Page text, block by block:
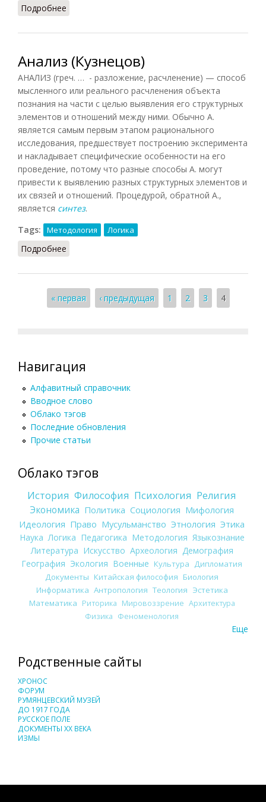
Подробнее
Анализ (Кузнецов)
АНАЛИЗ (греч. … - разложение, расчленение) — способ
мысленного или реального расчленения объекта
познания на части с целью выявления его структурных
элементов и отношений между ними. Обычно А.
является самым первым этапом рационального
исследования, предшествует построению эксперимента
и накладывает специфические особенности на его
проведение, потому что разные способы А. могут
привести к выявлению разных структурных элементов и
их связей и отношений. Процедурой, обратной А.,
является синтез.
Tags:
Методология Логика
Подробнее
Страницы
« первая ‹ предыдущая 1 2 3 4
Навигация
Алфавитный справочник
Вводное слово
Облако тэгов
Последние обновления
Прочие статьи
Облако тэгов
История Философия Психология Религия
Экономика Политика Социология Мифология
Идеология Право Мусульманство Этнология Этика
Наука Логика Педагогика Методология Языкознание
Литература Искусство Археология Демография
География Экология Военные Культура
Дипломатия
Документы Китайская философия Биология
Информатика Антропология Теология Эстетика
Математика Риторика Мировоззрение Архитектура
Физика Феноменология
Еще
Родственные сайты
ХРОНОС
ФОРУМ
РУМЯНЦЕВСКИЙ МУЗЕЙ
ДО 1917 ГОДА
РУССКОЕ ПОЛЕ
ДОКУМЕНТЫ XX ВЕКА
ИЗМЫ